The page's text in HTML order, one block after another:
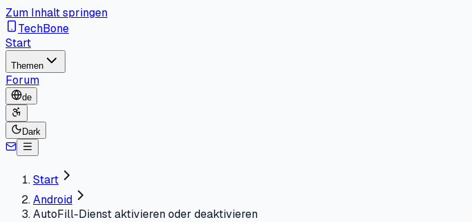
Zum Inhalt springen
TechBone
Start
Themen
Forum
de
Dark
Start
Android
AutoFill-Dienst aktivieren oder deaktivieren